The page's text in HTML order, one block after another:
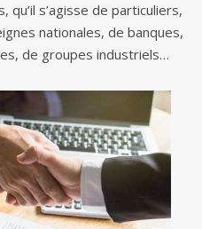
qu’il s’agisse de particuliers,
nationales, de banques,
de groupes industriels…